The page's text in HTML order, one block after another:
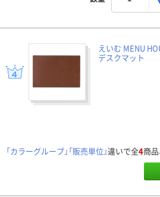
えいむ MENU
デスクマット
「カラーグループ」「販売単位」違いで全4商